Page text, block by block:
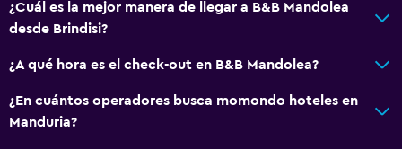
¿Cuál es la mejor manera de llegar a B&B Mandolea
desde Brindisi?
¿A qué hora es el check-out en B&B Mandolea?
¿En cuántos operadores busca momondo hoteles en
Manduria?